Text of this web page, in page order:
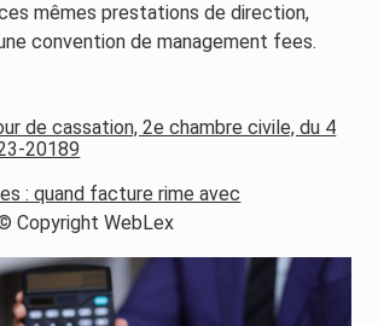
mêmes prestations de direction,
convention de management fees.
de cassation, 2e chambre civile, du 4
20189
: quand facture rime avec
Copyright WebLex